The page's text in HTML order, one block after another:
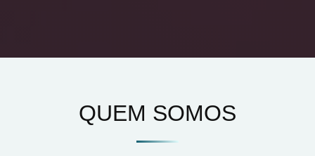
QUEM SOMOS